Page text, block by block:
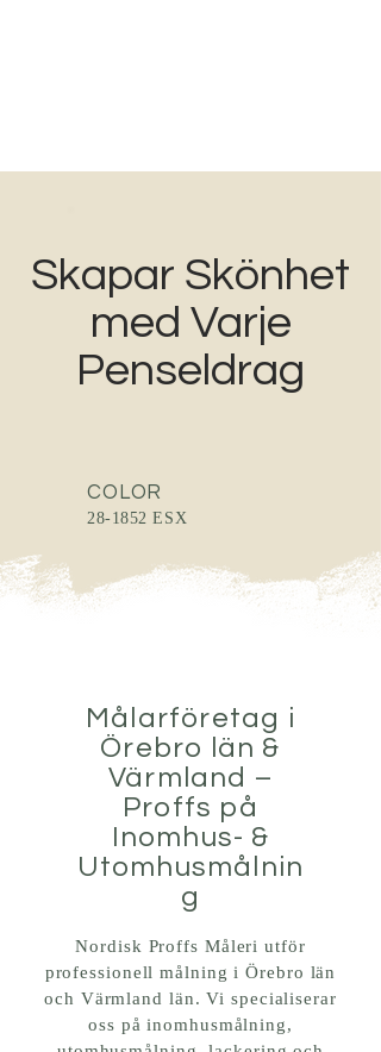
Skapar Skönhet
med Varje
Penseldrag
COLOR
28-1852 ESX
Målarföretag i
Örebro län &
Värmland –
Proffs på
Inomhus- &
Utomhusmålnin
g
Nordisk Proffs Måleri utför
professionell målning i Örebro län
och Värmland län. Vi specialiserar
oss på inomhusmålning,